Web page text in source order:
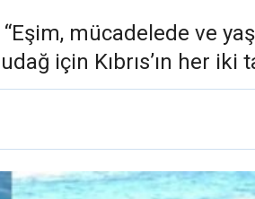
mücadelede ve
için Kıbrıs’ın her